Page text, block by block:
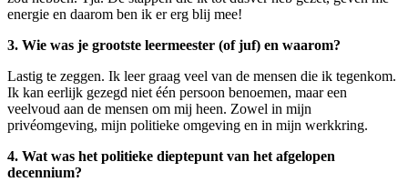
energie en daarom ben ik er erg blij mee!
3. Wie was je grootste leermeester (of juf) en waarom?
Lastig te zeggen. Ik leer graag veel van de mensen die ik tegenkom.
Ik kan eerlijk gezegd niet één persoon benoemen, maar een
veelvoud aan de mensen om mij heen. Zowel in mijn
privéomgeving, mijn politieke omgeving en in mijn werkkring.
4. Wat was het politieke dieptepunt van het afgelopen
decennium?